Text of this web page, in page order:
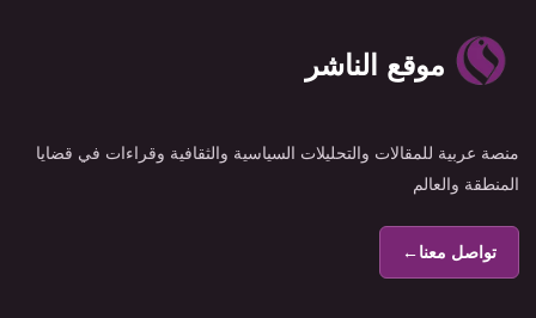
موقع الناشر
منصة عربية للمقالات والتحليلات السياسية والثقافية وقراءات في قضايا
المنطقة والعالم
تواصل معنا←